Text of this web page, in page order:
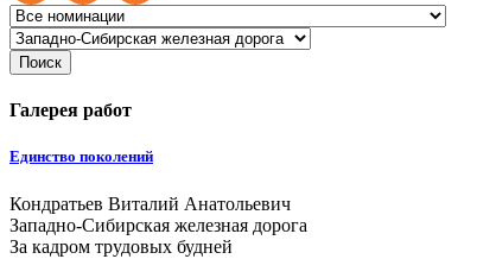
Поиск
Галерея работ
Единство поколений
Кондратьев Виталий Анатольевич
Западно-Сибирская железная дорога
За кадром трудовых будней